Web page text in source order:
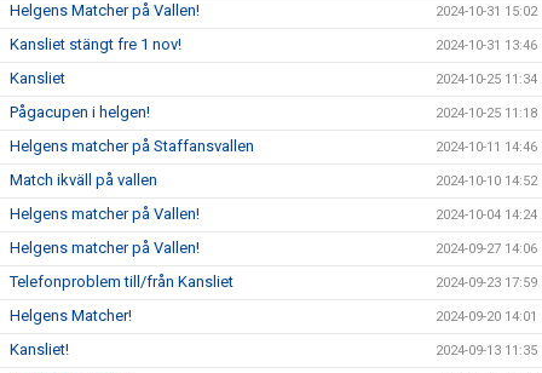
Helgens Matcher på Vallen! 2024-10-31 15:02
Kansliet stängt fre 1 nov! 2024-10-31 13:46
Kansliet 2024-10-25 11:34
Pågacupen i helgen! 2024-10-25 11:18
Helgens matcher på Staffansvallen 2024-10-11 14:46
Match ikväll på vallen 2024-10-10 14:52
Helgens matcher på Vallen! 2024-10-04 14:24
Helgens matcher på Vallen! 2024-09-27 14:06
Telefonproblem till/från Kansliet 2024-09-23 17:59
Helgens Matcher! 2024-09-20 14:01
Kansliet! 2024-09-13 11:35